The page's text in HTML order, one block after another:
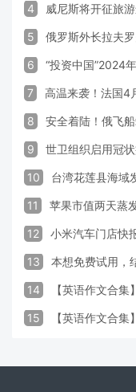
4 威尼斯将开征旅
5 俄罗斯外长拉夫
6 “投资中国”2024
7 高温来袭！法国4
8 安全着陆！俄飞
9 世卫组织启用冠
10 台湾花莲县海域
11 苹果市值两天蒸
12 小米汽车门店快
13 本想免费试用，
14 【英语作文合
15 【英语作文合集